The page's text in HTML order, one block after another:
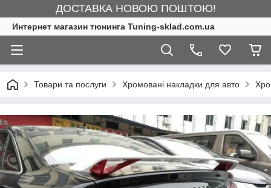
ДОСТАВКА НОВОЮ ПОШТОЮ!
Интернет магазин тюнинга Tuning-sklad.com.ua
Товари та послуги Хромовані накладки для авто